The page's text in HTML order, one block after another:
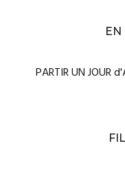
EN
PARTIR UN JOUR